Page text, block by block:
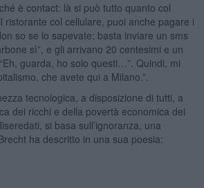
è contact: là si può tutto quanto col
ristorante col cellulare, puoi anche pagare i
so se lo sapevate: basta inviare un sms
sì”, e gli arrivano 20 centesimi e un
guarda, ho solo questi…”. Quindi, mi
che avete qui a Milano.”.
tecnologica, a disposizione di tutti, a
dei ricchi e della povertà economica dei
si basa sull’ignoranza, una
ha descritto in una sua poesia: